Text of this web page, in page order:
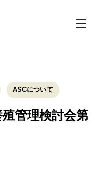
toggle
ASCについて
管理検討会第